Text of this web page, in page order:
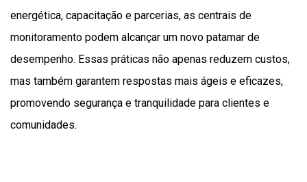
energética, capacitação e parcerias, as centrais de
monitoramento podem alcançar um novo patamar de
desempenho. Essas práticas não apenas reduzem custos,
mas também garantem respostas mais ágeis e eficazes,
promovendo segurança e tranquilidade para clientes e
comunidades.